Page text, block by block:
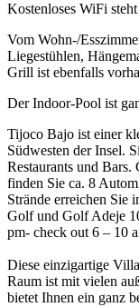
Kostenloses WiFi
Vom Wohn-/
Liegestühlen,
Grill ist ebenfalls
Der Indoor-Pool ist
Tijoco Bajo ist einer
Südwesten der Insel.
Restaurants und
finden Sie ca. 8
Strände erreichen Sie
Golf und Golf Adeje
pm- check out 6 – 10
Diese einzigartige
Raum ist mit vielen
bietet Ihnen ein ganz